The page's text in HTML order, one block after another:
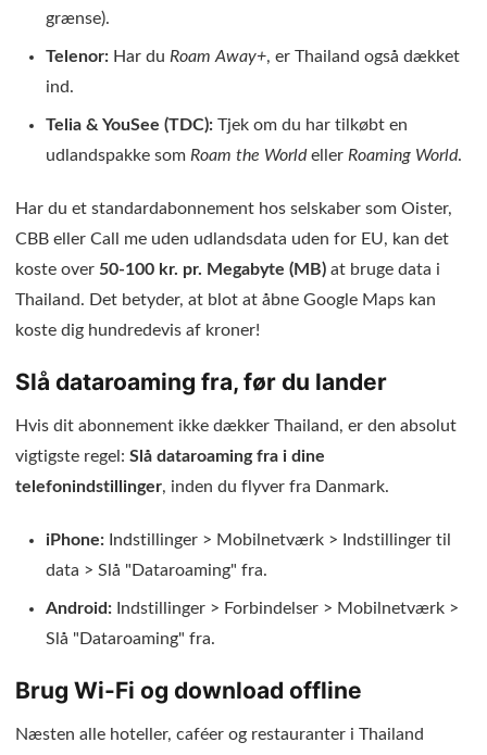
grænse).
Telenor: Har du Roam Away+, er Thailand også dækket
ind.
Telia & YouSee (TDC): Tjek om du har tilkøbt en
udlandspakke som Roam the Worldeller Roaming World.
Har du et standardabonnement hos selskaber som Oister,
CBB eller Call me uden udlandsdata uden for EU, kan det
koste over 50-100 kr. pr. Megabyte (MB) at bruge data i
Thailand. Det betyder, at blot at åbne Google Maps kan
koste dig hundredevis af kroner!
Slå dataroaming fra, før du lander
Hvis dit abonnement ikke dækker Thailand, er den absolut
vigtigste regel: Slå dataroaming fra i dine
telefonindstillinger, inden du flyver fra Danmark.
iPhone: Indstillinger > Mobilnetværk > Indstillinger til
data > Slå "Dataroaming" fra.
Android: Indstillinger > Forbindelser > Mobilnetværk >
Slå "Dataroaming" fra.
Brug Wi-Fi og download offline
Næsten alle hoteller, caféer og restauranter i Thailand